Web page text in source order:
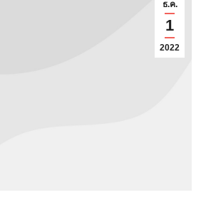
ธ.ค.
1
2022